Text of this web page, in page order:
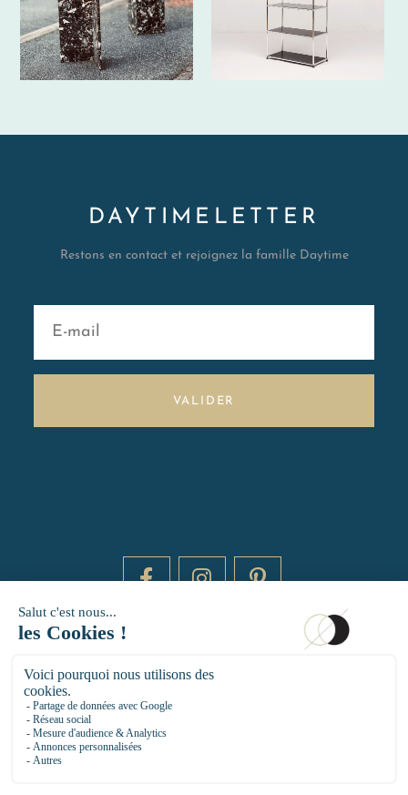
DAYTIMELETTER
Restons en contact et rejoignez la famille Daytime
VALIDER
14 RUE DE BRETAGNE - 75003 PARIS